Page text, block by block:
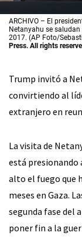
ARCHIVO – El
Netanyahu se saludan
2017. (AP Foto/
Press. All rights
Trump invitó a
convirtiendo al
extranjero en
La visita de
está presionando
alto el fuego que
meses en Gaza.
segunda fase del
poner fin a la